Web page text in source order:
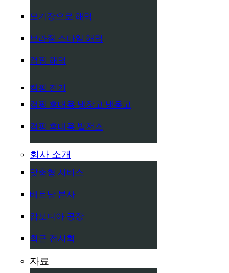
모기장으로 해먹
브라질 스타일 해먹
캠핑 해먹
캠핑 전기
캠핑 휴대용 냉장고 냉동고
캠핑 휴대용 발전소
회사 소개
맞춤형 서비스
베트남 본사
캄보디아 공장
최근 전시회
자료